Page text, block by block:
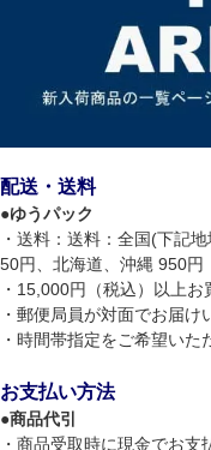
配送・送料
●ゆうパック
・送料：送料：全国(下記
50円、北海道、沖縄 950円
・15,000円（税込）以上お
・郵便局員が対面でお届け
・時間帯指定をご希望いた
お支払い方法
●商品代引
・商品受取時に現金でお支